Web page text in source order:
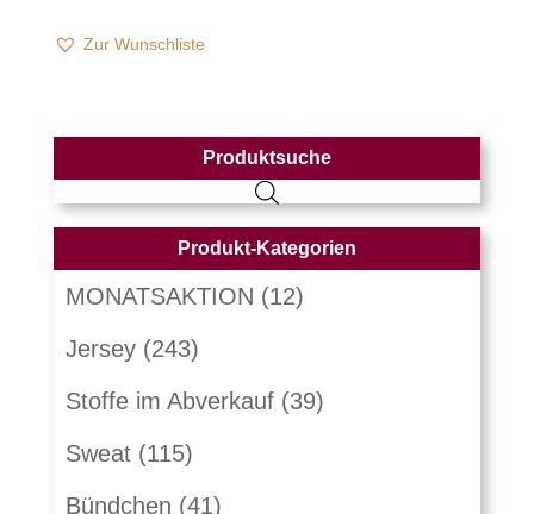
Zur Wunschliste
Produktsuche
Produkt-Kategorien
MONATSAKTION (12)
Jersey (243)
Stoffe im Abverkauf (39)
Sweat (115)
Bündchen (41)